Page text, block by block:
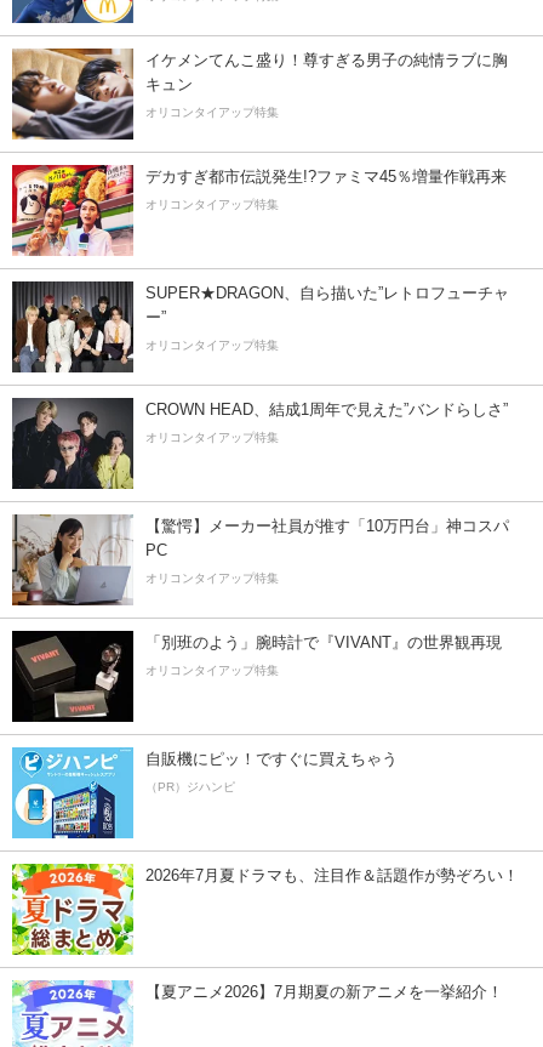
イケメンてんこ盛り！尊すぎる男子の純情ラブに胸
キュン
オリコンタイアップ特集
デカすぎ都市伝説発生!?ファミマ45％増量作戦再来
オリコンタイアップ特集
SUPER★DRAGON、自ら描いた”レトロフューチャ
ー”
オリコンタイアップ特集
CROWN HEAD、結成1周年で見えた”バンドらしさ”
オリコンタイアップ特集
【驚愕】メーカー社員が推す「10万円台」神コスパ
PC
オリコンタイアップ特集
「別班のよう」腕時計で『VIVANT』の世界観再現
オリコンタイアップ特集
自販機にピッ！ですぐに買えちゃう
（PR）ジハンピ
2026年7月夏ドラマも、注目作＆話題作が勢ぞろい！
【夏アニメ2026】7月期夏の新アニメを一挙紹介！